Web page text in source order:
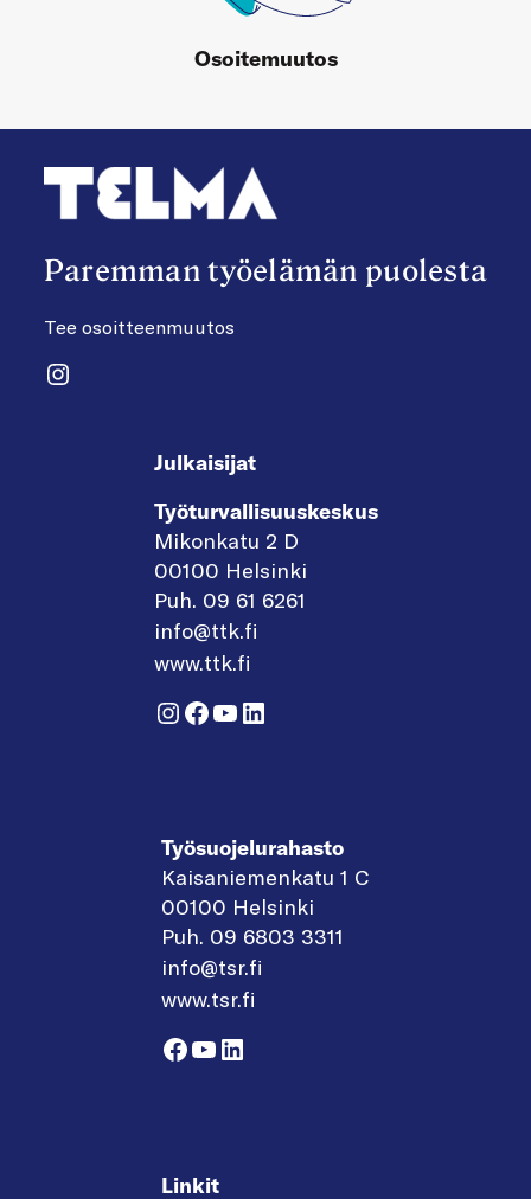
Osoitemuutos
Paremman työelämän puolesta
Tee osoitteenmuutos
Instagram
Julkaisijat
Työturvallisuuskeskus
Mikonkatu 2 D
00100 Helsinki
Puh. 09 61 6261
info@ttk.fi
www.ttk.fi
Instagram
Facebook
YouTube
LinkedIn
Työsuojelurahasto
Kaisaniemenkatu 1 C
00100 Helsinki
Puh. 09 6803 3311
info@tsr.fi
www.tsr.fi
Facebook
YouTube
LinkedIn
Linkit